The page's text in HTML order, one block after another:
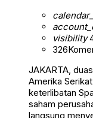
visibility
326
JAKARTA,
Amerika
keterlibatan
saham
langsung